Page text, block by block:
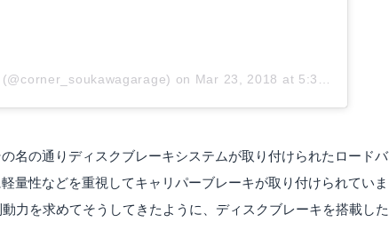
on Mar 23, 2018 at 5:38pm PDT
名の通りディスクブレーキシステムが取り付けられたロードバ
量性などを重視してキャリパーブレーキが取り付けられていま
力を求めてそうしてきたように、ディスクブレーキを搭載した